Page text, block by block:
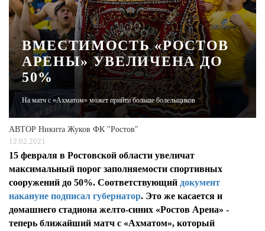
ЧЕЛОВЕК ОСОБЕННЫЙ
КУЛЬТ ЕДЫ
АФИША
ЖУРНАЛ
ВМЕСТИМОСТЬ «РОСТОВ
АРЕНЫ» УВЕЛИЧЕНА ДО
50%
На матч с «Ахматом» может прийти больше болельщиков
АВТОР Никита Жуков ФК "Ростов"
12.02.2021
15 февраля в Ростовской области увеличат
максимальный порог заполняемости спортивных
сооружений до 50%. Соответствующий документ
накануне подписал губернатор. Это же касается и
домашнего стадиона желто-синих «Ростов Арена» -
теперь ближайший матч с «Ахматом», который